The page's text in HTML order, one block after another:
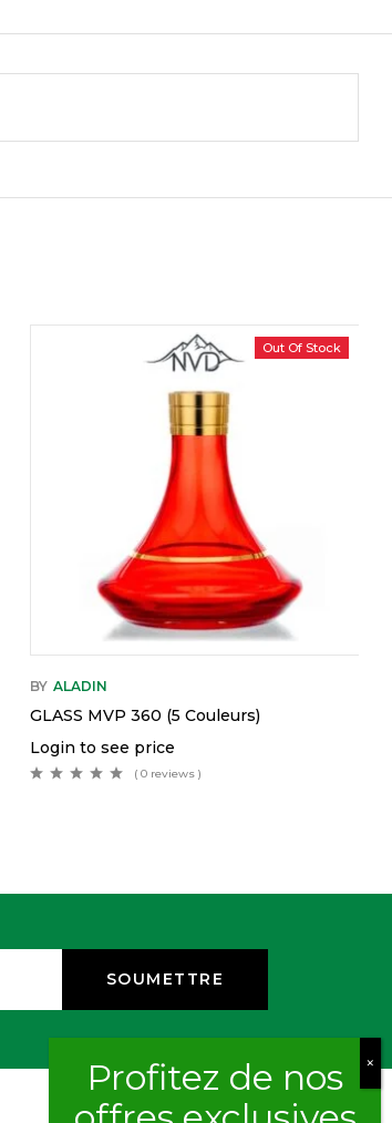
Out Of Stock
BY ALADIN
GLASS MVP 360 (5 Couleurs)
Login to see price
( 0 reviews )